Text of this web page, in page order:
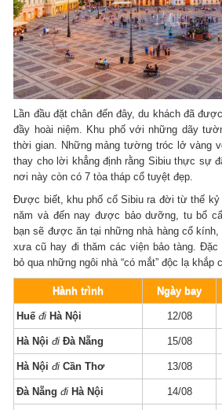
Lần đầu đặt chân đến đây, du khách đã
đầy hoài niệm. Khu phố với những dãy
thời gian. Những mảng tường tróc lở vàng
thay cho lời khẳng định rằng Sibiu thực sự
nơi này còn có 7 tòa tháp cổ tuyệt đẹp.
Được biết, khu phố cổ Sibiu ra đời từ thế kỷ
năm và đến nay được bảo dưỡng, tu bổ
bạn sẽ được ăn tại những nhà hàng cổ kính,
xưa cũ hay đi thăm các viện bảo tàng. Đặc
bỏ qua những ngôi nhà “có mắt” độc lạ khắp
Hành trình Ngày bay
Huếđi Hà Nội 12/08
Hà Nộiđi Đà Nẵng 15/08
Hà Nộiđi Cần Thơ 13/08
Đà Nẵngđi Hà Nội 14/08